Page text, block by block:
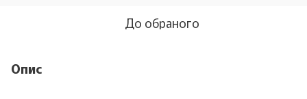
До обраного
Опис